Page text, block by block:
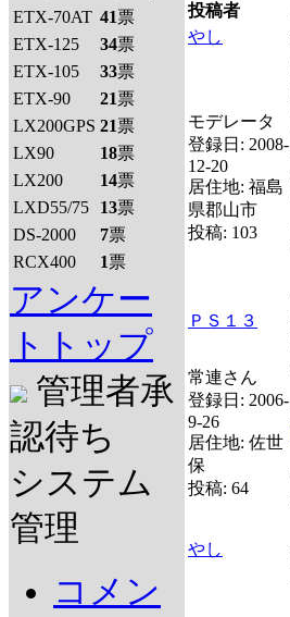
ETX-70AT 41票
ETX-125
34票
ETX-105
33票
ETX-90
21票
LX200GPS 21票
LX90
18票
LX200
14票
LXD55/75
13票
DS-2000
7票
RCX400
1票
アンケー
トトップ
管理者承
認待ち
システム
管理
コメン
投稿者
やし
モデレータ
登録日: 2008-
12-20
居住地: 福島
県郡山市
投稿: 103
ＰＳ１３
常連さん
登録日: 2006-
9-26
居住地: 佐世
保
投稿: 64
やし